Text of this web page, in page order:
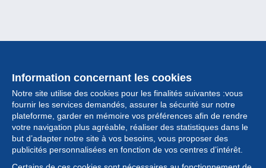
Information concernant les cookies
Notre site utilise des cookies pour les finalités suivantes :vous
fournir les services demandés, assurer la sécurité sur notre
plateforme, garder en mémoire vos préférences afin de rendre
votre navigation plus agréable, réaliser des statistiques dans le
but d’adapter notre site à vos besoins, vous proposer des
publicités personnalisées en fonction de vos centres d’intérêt.
Collection